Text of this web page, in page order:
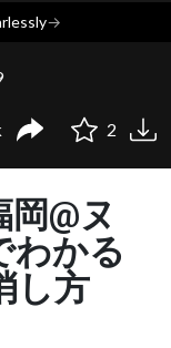
→
2
@ヌ
かる
し方